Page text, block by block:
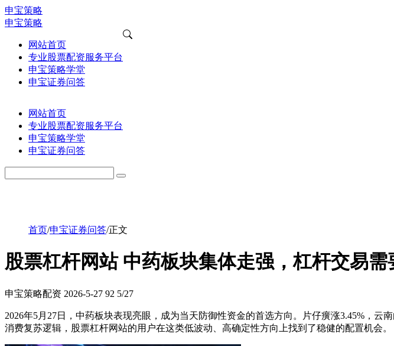
申宝策略
申宝策略
网站首页
专业股票配资服务平台
申宝策略学堂
申宝证券问答
网站首页
专业股票配资服务平台
申宝策略学堂
申宝证券问答
首页/申宝证券问答/正文
股票杠杆网站 中药板块集体走强，杠杆交易需
申宝策略配资 2026-5-27 92 5/27
2026年5月27日，中药板块表现亮眼，成为当天防御性资金的首选方向。片仔癀涨3.45%，云
消费复苏逻辑，股票杠杆网站的用户在这类低波动、高确定性方向上找到了稳健的配置机会。